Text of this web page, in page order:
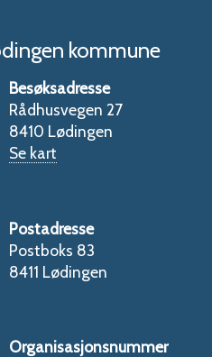
kommune
Besøksadresse
Rådhusvegen 27
8410 Lødingen
Se kart
Postadresse
Postboks 83
8411 Lødingen
Organisasjonsnummer